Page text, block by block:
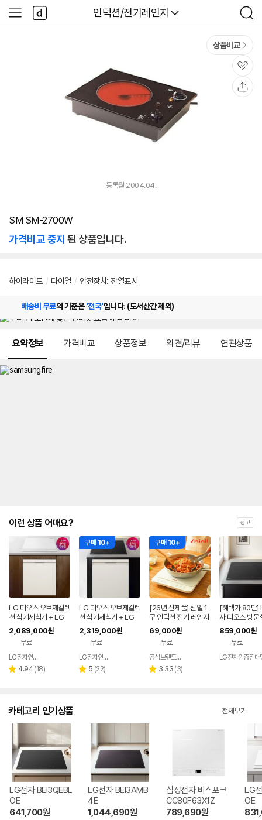
다나와
인덕션/전기레인지
검
색
사
이
다
나
와
상품비교
관
심
등록월 2004.04.
SM SM-2700W
가격비교 중지 된 상품입니다.
하이라이트 / 다이얼 / 안전장치: 잔열표시
배송비 무료의 기준은'전국'입니다. (도서산간 제외)
요약정보 가격비교 상품정보 의견/리뷰 연관상품
이런 상품 어때요? 광고
LG 디오스 오브제컬렉
션 식기세척기 + LG
디오스 인덕션 빌트인
(DUE5BGL1E + BEI
3QKHLOE / 5BG1E
-QKHE)
2,089,000원
무료
LG전자인증점 신영플러스
별 4.94 리
(18)
구매 10+
LG 디오스 오브제컬렉
션 식기세척기 + LG
디오스 인덕션 (DUE6
BGL1E + BEI3ASB2
OE / 6BG1E-ASB2
E)
2,319,000원
무료
LG전자인증점 신영플러스
별 5 리
(22)
구매 10+
[26년 신제품] 신일 1
구 인덕션 전기 레인지
휴대용 미니 슬림 소형
캠핑 1인용 가정용
69,000원
무료
공식브랜드스토어
별 3.33 리
(3)
[혜택가 80만]
자 디오스 방문
료) 빌트인, 블
ASB2OE
859,000원
무료
LG전자인증점대
카테고리 인기상품 전체보기
LG전자 BEI3QEBL
OE
641,700원
LG전자 BEI3AMB
4E
1,044,690원
삼성전자 비스포크
CC80F63X1Z
789,690원
LG
OE